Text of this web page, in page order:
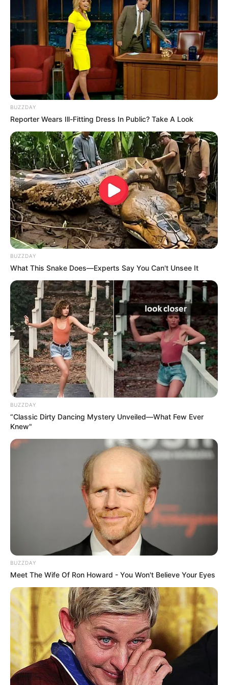
BUZZDAY
Reporter Wears Ill-Fitting Dress In Public? Take A Look
BUZZDAY
What This Snake Does—Experts Say You Can't Unsee It
BUZZDAY
“Classic Dirty Dancing Mystery Unveiled—What Few Ever
Knew"
BUZZDAY
Meet The Wife Of Ron Howard - You Won't Believe Your Eyes